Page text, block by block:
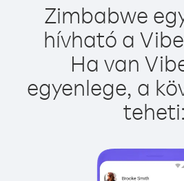
Zimbabwe
hívható a
Ha van
egyenlege, a
teheti: